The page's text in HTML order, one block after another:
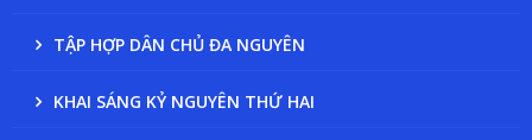
TẬP HỢP DÂN CHỦ ĐA NGUYÊN
KHAI SÁNG KỶ NGUYÊN THỨ HAI